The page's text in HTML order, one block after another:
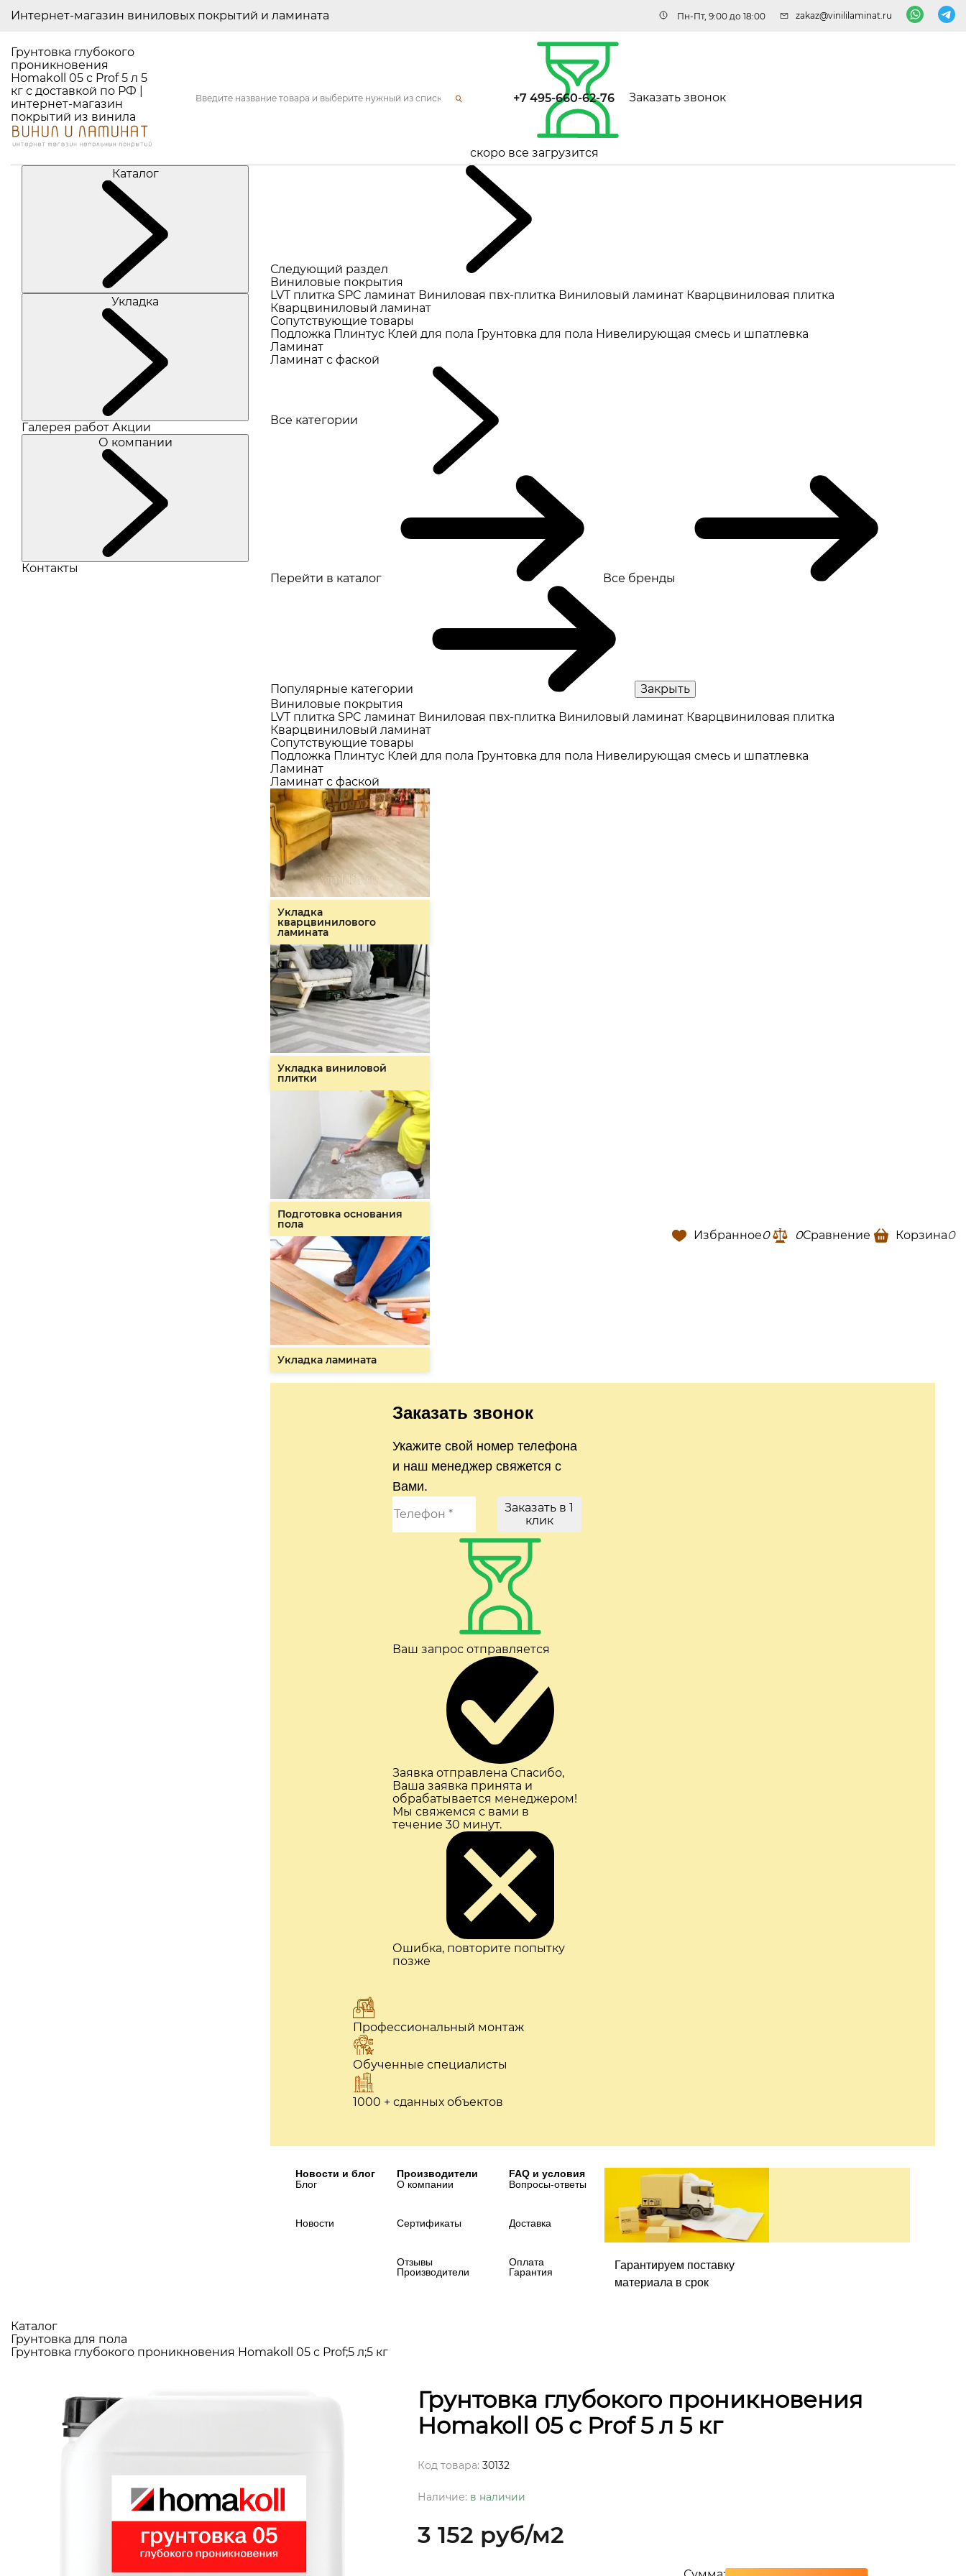
Интернет-магазин виниловых покрытий и ламината Пн-Пт, 9:00 до 18:00 zakaz@vinililaminat.ru
Грунтовка глубокого
проникновения
Homakoll 05 с Prof 5 л 5
кг с доставкой по РФ |
интернет-магазин
покрытий из винила
скоро все загрузится
+7 495-660-62-76 Заказать звонок
Каталог
Укладка
Галерея работ Акции
О компании
Контакты
Следующий раздел
Виниловые покрытия
LVT плитка SPC ламинат Виниловая пвх-плитка Виниловый ламинат Кварцвиниловая плитка
Кварцвиниловый ламинат
Сопутствующие товары
Подложка Плинтус Клей для пола Грунтовка для пола Нивелирующая смесь и шпатлевка
Ламинат
Ламинат с фаской
Все катeгории
Перейти в каталог Все бренды
Популярные категории
Закрыть
Виниловые покрытия
LVT плитка SPC ламинат Виниловая пвх-плитка Виниловый ламинат Кварцвиниловая плитка
Кварцвиниловый ламинат
Сопутствующие товары
Подложка Плинтус Клей для пола Грунтовка для пола Нивелирующая смесь и шпатлевка
Ламинат
Ламинат с фаской
Укладка
кварцвинилового
ламината
Укладка виниловой
плитки
Подготовка основания
пола
Укладка ламината
Заказать звонок
Укажите свой номер телефона
и наш менеджер свяжется с
Вами.
Заказать в 1
клик
Ваш запрос отправляется
Заявка отправлена Спасибо,
Ваша заявка принята и
обрабатывается менеджером!
Мы свяжемся с вами в
течение 30 минут.
Ошибка, повторите попытку
позже
Профессиональный монтаж
Обученные специалисты
1000 + сданных объектов
Новости и блог
Блог
Новости
Производители
О компании
Сертификаты
Отзывы
Производители
FAQ и условия
Вопросы-ответы
Доставка
Оплата
Гарантия
Гарантируем поставку
материала в срок
Избранное0 0Сравнение Корзина0
Каталог
Грунтовка для пола
Грунтовка глубокого проникновения Homakoll 05 с Prof;5 л;5 кг
Грунтовка глубокого проникновения
Homakoll 05 с Prof 5 л 5 кг
Код товара: 30132
Наличие: в наличии
3 152 руб/м2